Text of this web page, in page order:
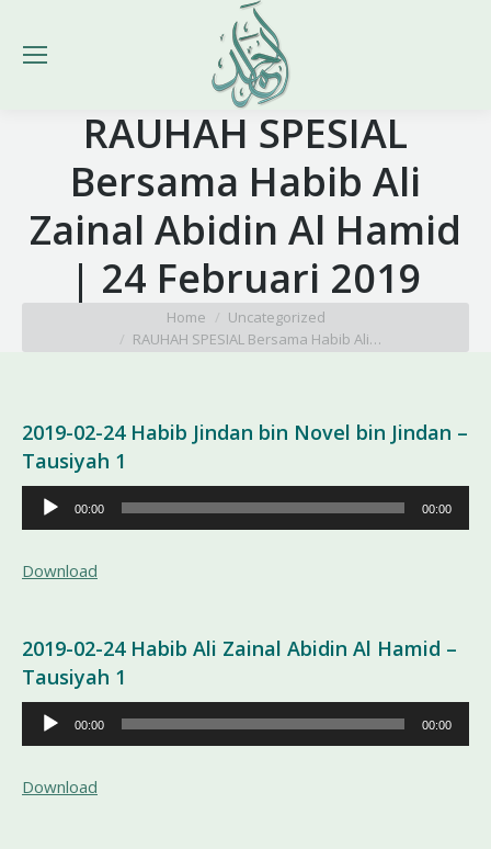
RAUHAH SPESIAL
Bersama Habib Ali
Zainal Abidin Al Hamid
| 24 Februari 2019
Home
Uncategorized
RAUHAH SPESIAL Bersama Habib Ali…
2019-02-24 Habib Jindan bin Novel bin Jindan –
Tausiyah 1
Pemutar
Audio
00:00 00:00
Download
2019-02-24 Habib Ali Zainal Abidin Al Hamid –
Tausiyah 1
Pemutar
Audio
00:00 00:00
Download